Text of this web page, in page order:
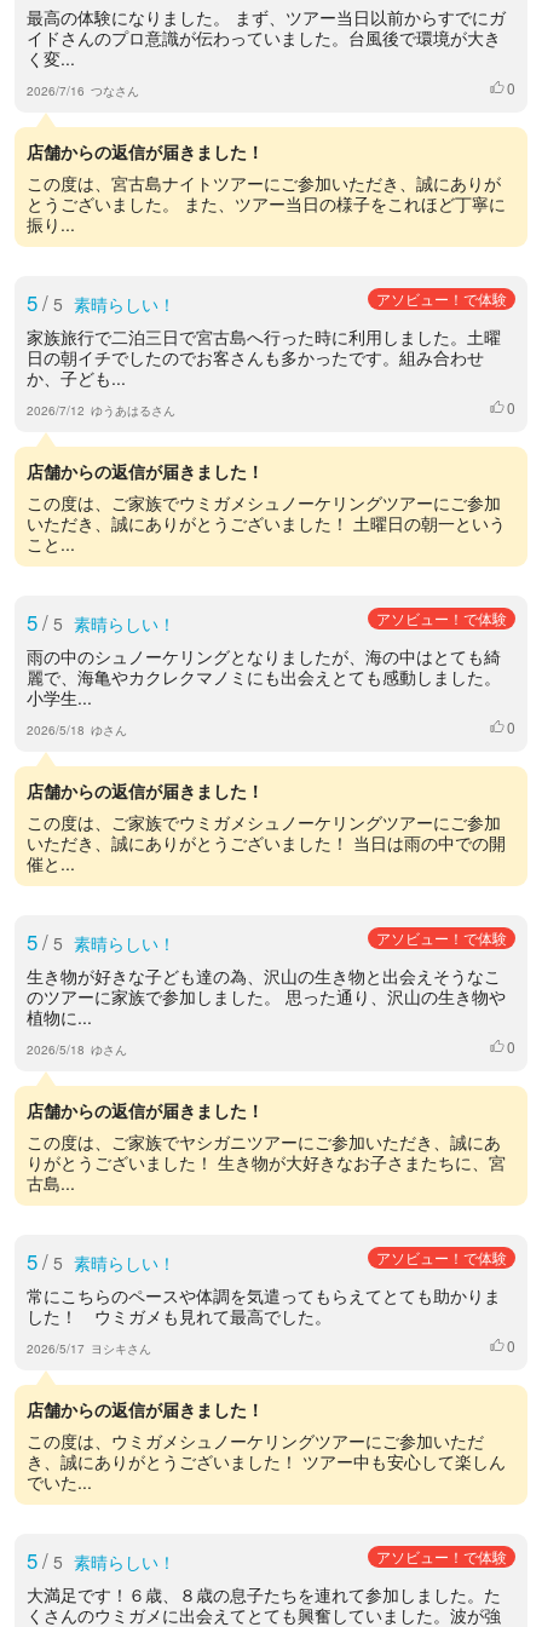
最高の体験になりました。 まず、ツアー当日以前からすでにガ
イドさんのプロ意識が伝わっていました。台風後で環境が大き
く変...
2026/7/16 つなさん いいね
0
店舗からの返信が届きました！
この度は、宮古島ナイトツアーにご参加いただき、誠にありが
とうございました。 また、ツアー当日の様子をこれほど丁寧に
振り...
5/ 5 素晴らしい！ アソビュー！で体験
家族旅行で二泊三日で宮古島へ行った時に利用しました。土曜
日の朝イチでしたのでお客さんも多かったです。組み合わせ
か、子ども...
2026/7/12 ゆうあはるさん いいね
0
店舗からの返信が届きました！
この度は、ご家族でウミガメシュノーケリングツアーにご参加
いただき、誠にありがとうございました！ 土曜日の朝一という
こと...
5/ 5 素晴らしい！ アソビュー！で体験
雨の中のシュノーケリングとなりましたが、海の中はとても綺
麗で、海亀やカクレクマノミにも出会えとても感動しました。
小学生...
2026/5/18 ゆさん いいね
0
店舗からの返信が届きました！
この度は、ご家族でウミガメシュノーケリングツアーにご参加
いただき、誠にありがとうございました！ 当日は雨の中での開
催と...
5/ 5 素晴らしい！ アソビュー！で体験
生き物が好きな子ども達の為、沢山の生き物と出会えそうなこ
のツアーに家族で参加しました。 思った通り、沢山の生き物や
植物に...
2026/5/18 ゆさん いいね
0
店舗からの返信が届きました！
この度は、ご家族でヤシガニツアーにご参加いただき、誠にあ
りがとうございました！ 生き物が大好きなお子さまたちに、宮
古島...
5/ 5 素晴らしい！ アソビュー！で体験
常にこちらのペースや体調を気遣ってもらえてとても助かりま
した！ ウミガメも見れて最高でした。
2026/5/17 ヨシキさん いいね
0
店舗からの返信が届きました！
この度は、ウミガメシュノーケリングツアーにご参加いただ
き、誠にありがとうございました！ ツアー中も安心して楽しん
でいた...
5/ 5 素晴らしい！ アソビュー！で体験
大満足です！６歳、８歳の息子たちを連れて参加しました。た
くさんのウミガメに出会えてとても興奮していました。波が強